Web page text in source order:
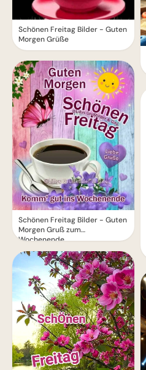
Schönen Freitag Bilder - Guten
Morgen Grüße
Schönen Freitag Bilder - Guten
Morgen Gruß zum
Wochenende